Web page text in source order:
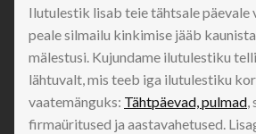
Ilutulestik lisab teie tähtsale päevale
peale silmailu kinkimise jääb
mälestusi. Kujundame ilutulestiku
lähtuvalt, mis teeb iga ilutulestiku
vaatemänguks: Tähtpäevad, pulmad,
firmaüritused ja aastavahetused.